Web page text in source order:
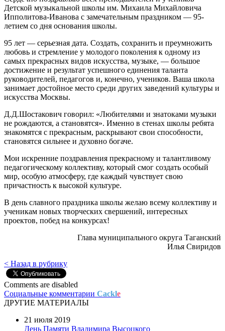
Детской музыкальной школы им. Михаила Михайловича
Ипполитова-Иванова с замечательным праздником — 95-
летием со дня основания школы.
95 лет — серьезная дата. Создать, сохранить и преумножить
любовь и стремление у молодого поколения к одному из
самых прекрасных видов искусства, музыке, — большое
достижение и результат успешного единения таланта
руководителей, педагогов и, конечно, учеников. Ваша школа
занимает достойное место среди других заведений культуры и
искусства Москвы.
Д.Д.Шостакович говорил: «Любителями и знатоками музыки
не рождаются, а становятся». Именно в стенах школы ребята
знакомятся с прекрасным, раскрывают свои способности,
становятся сильнее и духовно богаче.
Мои искренние поздравления прекрасному и талантливому
педагогическому коллективу, который смог создать особый
мир, особую атмосферу, где каждый чувствует свою
причастность к высокой культуре.
В день славного праздника школы желаю всему коллективу и
ученикам новых творческих свершений, интересных
проектов, побед на конкурсах!
Глава муниципального округа Таганский
Илья Свиридов
< Назад в рубрику
Comments are disabled
Социальные комментарии Cackle
ДРУГИЕ МАТЕРИАЛЫ
21 июля 2019
День Памяти Владимира Высоцкого